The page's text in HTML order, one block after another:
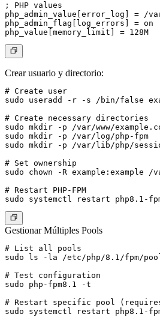
; PHP values
php_admin_value[error_log] = /
php_admin_flag[log_errors] = on
Crear usuario y directorio:
# Create user
sudo useradd -r -s /bin/false
# Create necessary directories
sudo mkdir -p /var/www/
sudo mkdir -p /var/log/php-fpm
sudo mkdir -p /var/lib/php/
# Set ownership
sudo chown -R example:example /
# Restart PHP-FPM
Gestionar Múltiples Pools
# List all pools
sudo ls -la /etc/php/8.1/fpm/
# Test configuration
sudo php-fpm8.1 -t
# Restart specific pool
sudo systemctl restart php8.1-